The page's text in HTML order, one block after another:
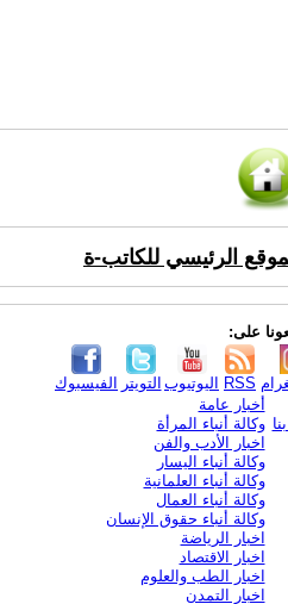
الرئيسي للكاتب-ة
على:
الفيسبوك التويتر اليوتيوب RSS
أخبار عامة
وكالة أنباء المرأة
اخبار الأدب والفن
وكالة أنباء اليسار
وكالة أنباء العلمانية
وكالة أنباء العمال
وكالة أنباء حقوق الإنسان
اخبار الرياضة
اخبار الاقتصاد
اخبار الطب والعلوم
اخبار التمدن